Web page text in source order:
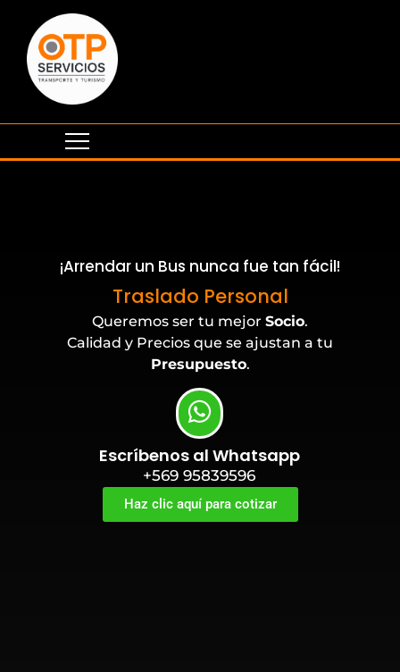
¡Arrendar un Bus nunca fue tan fácil!
Eventos Corporativos
Queremos ser tu mejor Socio.
Calidad y Precios que se ajustan a tu
Presupuesto.
Escríbenos al Whatsapp
+569 95839596
Haz clic aquí para cotizar